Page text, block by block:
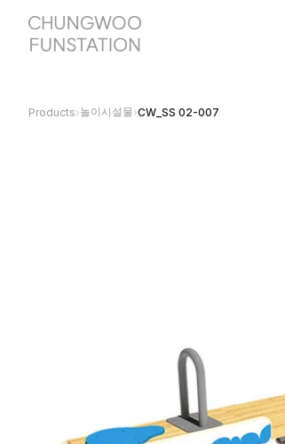
Products›놀이시설물›CW_SS 02-007